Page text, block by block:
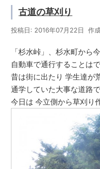
古道の草刈り
投稿日: 2016年07月22日 作
「杉水峠」、杉水町から
自動車で通行することは
昔は街に出たり 学生達が
通学していた大事な道路で
今日は 今立側から草刈り